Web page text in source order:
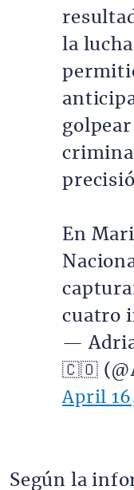
la
En
cuatro
—
🇨🇴
April
Según la